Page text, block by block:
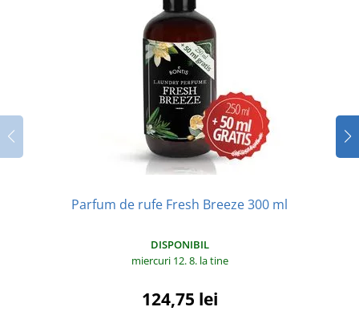
Parfum de rufe Fresh Breeze 300 ml
DISPONIBIL
miercuri 12. 8. la tine
124,75 lei